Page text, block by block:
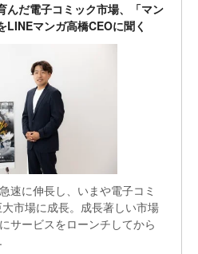
んだ電子コミック市場、「マン
LINEマンガ高橋CEOに聞く
速に伸長し、いまや電子コミ
市場に成長。成長著しい市場
サービスをローンチしてから